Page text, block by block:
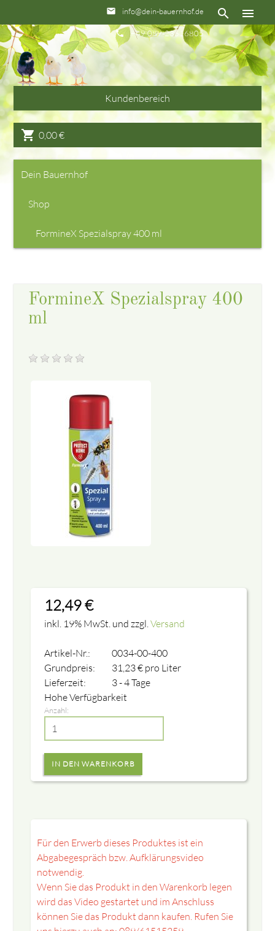
menu
search
email info@dein-bauernhof.de
phone +49 089-23516805
Kundenbereich
shopping_cart 0,00€
Dein Bauernhof
Shop
FormineX Spezialspray 400 ml
FormineX Spezialspray 400
ml
12,49€
inkl. 19% MwSt. und zzgl. Versand
Artikel-Nr.:
0034-00-400
Grundpreis:
31,23€ pro Liter
Lieferzeit:
3 - 4 Tage
Hohe Verfügbarkeit
Anzahl:
Für den Erwerb dieses Produktes ist ein
Abgabegespräch bzw. Aufklärungsvideo
notwendig.
Wenn Sie das Produkt in den Warenkorb legen
wird das Video gestartet und im Anschluss
können Sie das Produkt dann kaufen. Rufen Sie